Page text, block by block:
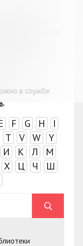
в службе
.
F G H
I
T V W
Y
И К Л
М
Х Ц Ч
Ш